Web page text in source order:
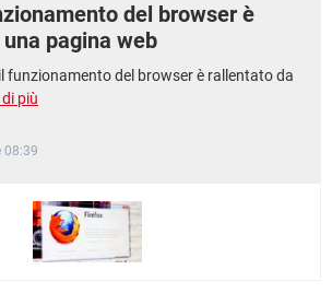
del browser è
pagina web
funzionamento del browser è rallentato da
più
08:39